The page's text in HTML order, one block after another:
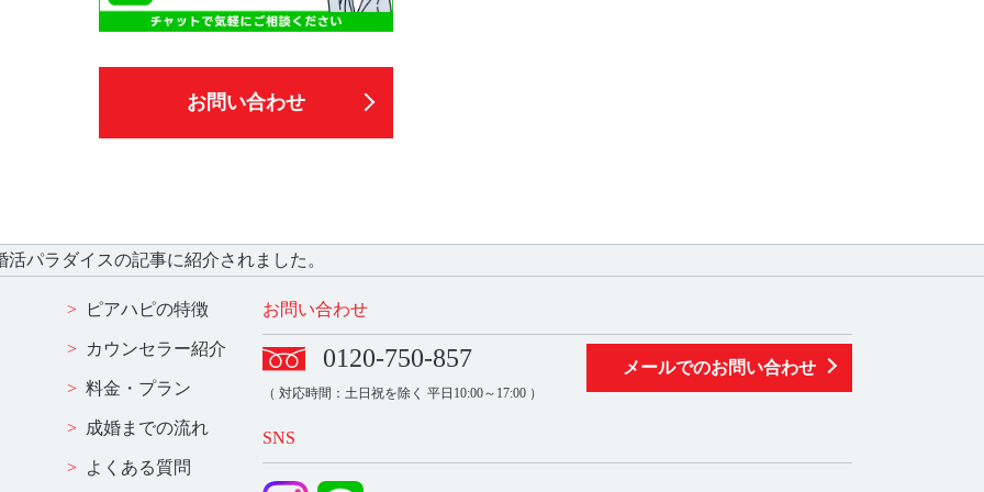
お問い合わせ
活パラダイスの記事に紹介されました。
ピアハピの特徴
カウンセラー紹介
料金・プラン
成婚までの流れ
よくある質問
お問い合わせ
0120-750-857
（ 対応時間：土日祝を除く 平日10:00～17:00 ）
メールでのお問い合わせ
SNS